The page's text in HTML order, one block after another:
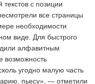
с позиции
все страницы
необходимости
виде. Для быстрого
алфавитным
возможность
угодно малую часть
пьесу», — отметили